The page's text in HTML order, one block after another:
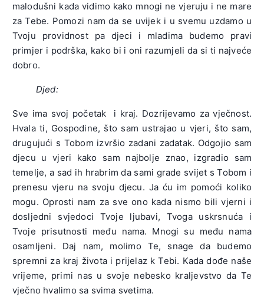
malodušni kada vidimo kako mnogi ne vjeruju i ne mare
za Tebe. Pomozi nam da se uvijek i u svemu uzdamo u
Tvoju providnost pa djeci i mladima budemo pravi
primjer i podrška, kako bi i oni razumjeli da si ti najveće
dobro.
Djed:
Sve ima svoj početak i kraj. Dozrijevamo za vječnost.
Hvala ti, Gospodine, što sam ustrajao u vjeri, što sam,
drugujući s Tobom izvršio zadani zadatak. Odgojio sam
djecu u vjeri kako sam najbolje znao, izgradio sam
temelje, a sad ih hrabrim da sami grade svijet s Tobom i
prenesu vjeru na svoju djecu. Ja ću im pomoći koliko
mogu. Oprosti nam za sve ono kada nismo bili vjerni i
dosljedni svjedoci Tvoje ljubavi, Tvoga uskrsnuća i
Tvoje prisutnosti među nama. Mnogi su među nama
osamljeni. Daj nam, molimo Te, snage da budemo
spremni za kraj života i prijelaz k Tebi. Kada dođe naše
vrijeme, primi nas u svoje nebesko kraljevstvo da Te
vječno hvalimo sa svima svetima.